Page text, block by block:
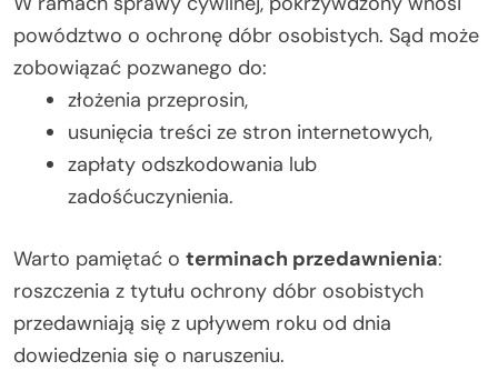
powództwo o ochronę dóbr osobistych. Sąd może
zobowiązać pozwanego do:
złożenia przeprosin,
usunięcia treści ze stron internetowych,
zapłaty odszkodowania lub
zadośćuczynienia.
Warto pamiętać o terminach przedawnienia:
roszczenia z tytułu ochrony dóbr osobistych
przedawniają się z upływem roku od dnia
dowiedzenia się o naruszeniu.